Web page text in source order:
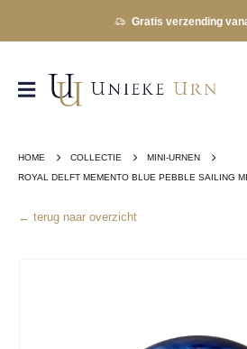
Gratis verzending
HOME COLLECTIE
MINI-URNEN
ROYAL DELFT MEMENTO BLUE PEBBLE SAILING
← terug naar overzicht